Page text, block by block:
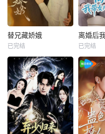
替兄藏娇娥
已完结 已完结